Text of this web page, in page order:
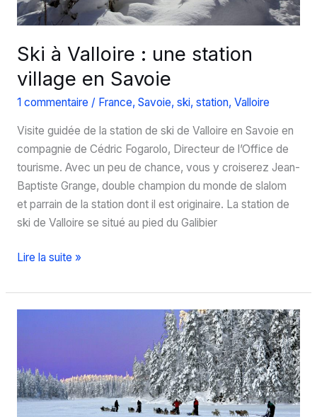
Ski à Valloire : une station
village en Savoie
1 commentaire / France, Savoie, ski, station, Valloire
Visite guidée de la station de ski de Valloire en Savoie en
compagnie de Cédric Fogarolo, Directeur de l’Office de
tourisme. Avec un peu de chance, vous y croiserez Jean-
Baptiste Grange, double champion du monde de slalom
et parrain de la station dont il est originaire. La station de
ski de Valloire se situé au pied du Galibier
Ski
Valloire
:
village
en
Savoie
Lire la suite »